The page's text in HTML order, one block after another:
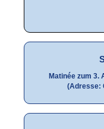
Matinée zum 3.
(Adresse: